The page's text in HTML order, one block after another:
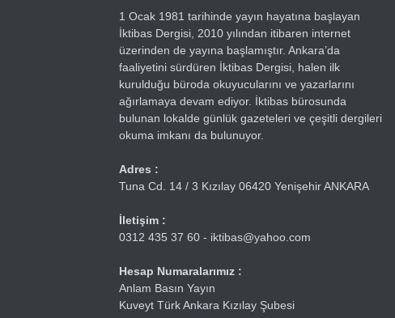
1 Ocak 1981 tarihinde yayın hayatına başlayan
İktibas Dergisi, 2010 yılından itibaren internet
üzerinden de yayına başlamıştır. Ankara’da
faaliyetini sürdüren İktibas Dergisi, halen ilk
kurulduğu büroda okuyucularını ve yazarlarını
ağırlamaya devam ediyor. İktibas bürosunda
bulunan lokalde günlük gazeteleri ve çeşitli dergileri
okuma imkanı da bulunuyor.
Adres :
Tuna Cd. 14 / 3 Kızılay 06420 Yenişehir ANKARA
İletişim :
0312 435 37 60 - iktibas@yahoo.com
Hesap Numaralarımız :
Anlam Basın Yayın
Kuveyt Türk Ankara Kızılay Şubesi